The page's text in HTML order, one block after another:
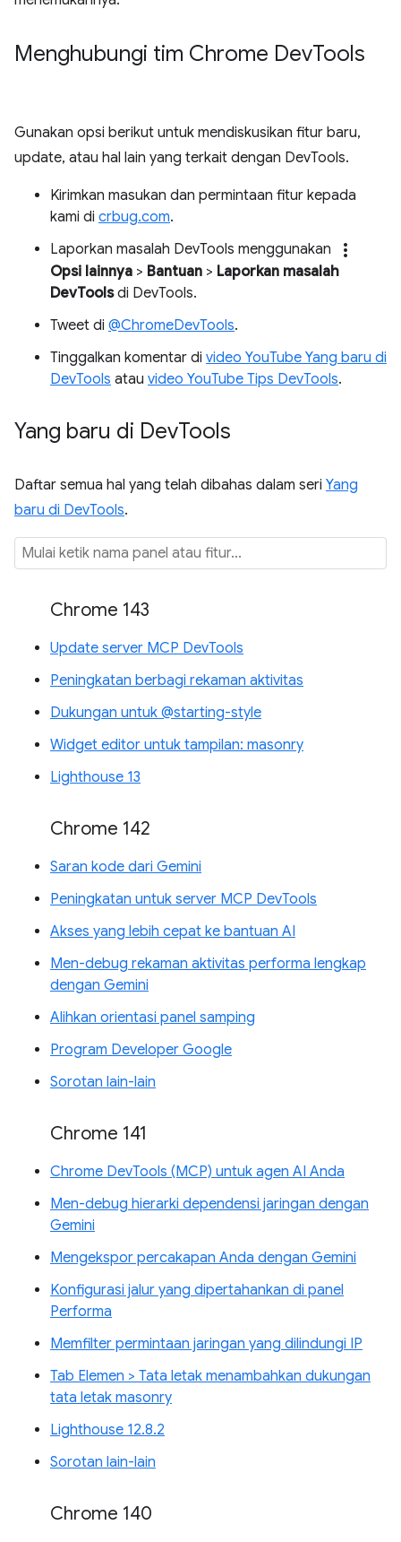
Menghubungi tim Chrome DevTools
Gunakan opsi berikut untuk mendiskusikan fitur baru,
update, atau hal lain yang terkait dengan DevTools.
Kirimkan masukan dan permintaan fitur kepada
kami di crbug.com.
Laporkan masalah DevTools menggunakan
more_vert
Opsi lainnya > Bantuan > Laporkan masalah
DevToolsdi DevTools.
Tweet di @ChromeDevTools.
Tinggalkan komentar di video YouTube Yang baru di
DevTools atau video YouTube Tips DevTools.
Yang baru di DevTools
Daftar semua hal yang telah dibahas dalam seri Yang
baru di DevTools.
Chrome 143
Update server MCP DevTools
Peningkatan berbagi rekaman aktivitas
Dukungan untuk @starting-style
Widget editor untuk tampilan: masonry
Lighthouse 13
Chrome 142
Saran kode dari Gemini
Peningkatan untuk server MCP DevTools
Akses yang lebih cepat ke bantuan AI
Men-debug rekaman aktivitas performa lengkap
dengan Gemini
Alihkan orientasi panel samping
Program Developer Google
Sorotan lain-lain
Chrome 141
Chrome DevTools (MCP) untuk agen AI Anda
Men-debug hierarki dependensi jaringan dengan
Gemini
Mengekspor percakapan Anda dengan Gemini
Konfigurasi jalur yang dipertahankan di panel
Performa
Memfilter permintaan jaringan yang dilindungi IP
Tab Elemen > Tata letak menambahkan dukungan
tata letak masonry
Lighthouse 12.8.2
Sorotan lain-lain
Chrome 140